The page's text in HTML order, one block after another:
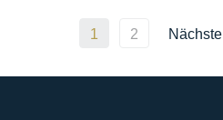
1 2 Nächste